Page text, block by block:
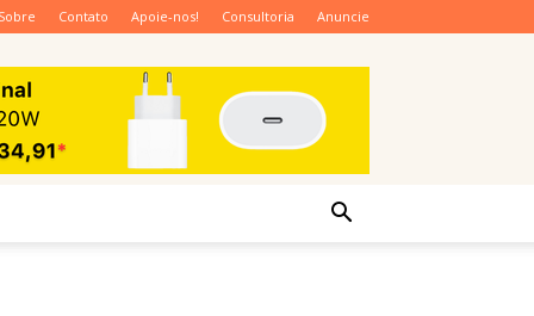
Sobre Contato Apoie-nos! Consultoria Anuncie